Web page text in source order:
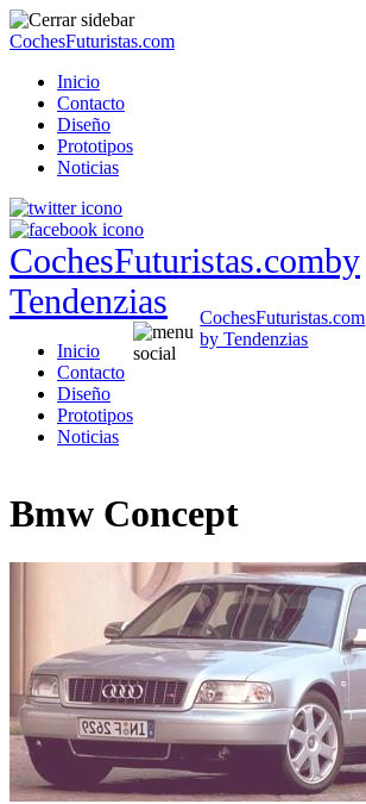
CochesFuturistas.com
Inicio
Contacto
Diseño
Prototipos
Noticias
CochesFuturistas.comby
Tendenzias
Inicio
Contacto
Diseño
Prototipos
Noticias
CochesFuturistas.com
by Tendenzias
Bmw Concept